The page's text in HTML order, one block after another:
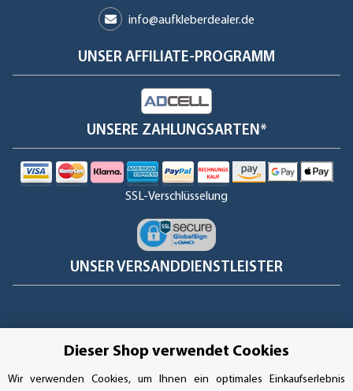
info@aufkleberdealer.de
UNSER AFFILIATE-PROGRAMM
UNSERE ZAHLUNGSARTEN*
SSL-Verschlüsselung
UNSER VERSANDDIENSTLEISTER
Dieser Shop verwendet Cookies
Wir verwenden Cookies, um Ihnen ein optimales Einkaufserlebnis